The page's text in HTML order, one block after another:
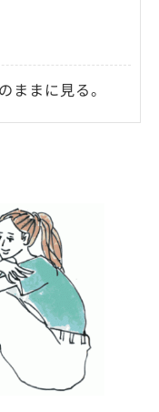
ままに見る。